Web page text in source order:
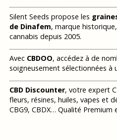
Silent Seeds propose les
de Dinafem, marque
cannabis depuis 2005.
Avec CBDOO, accédez à de
soigneusement sélectionnées à
CBD Discounter, votre expert
fleurs, résines, huiles, vapes et
CBG9, CBDX… Qualité Premium